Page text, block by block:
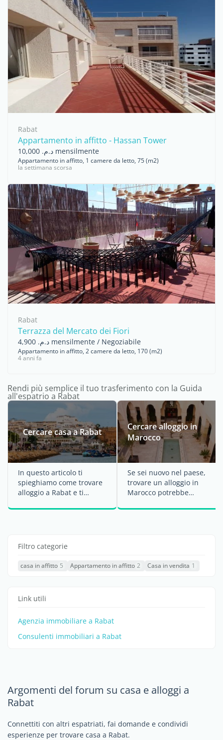
Rabat
Appartamento in affitto - Hassan Tower
د.م. 10,000 mensilmente
Appartamento in affitto, 1 camere da letto, 75 (m2)
la settimana scorsa
Rabat
Terrazza del Mercato dei Fiori
د.م. 4,900 mensilmente / Negoziabile
Appartamento in affitto, 2 camere da letto, 170 (m2)
4 anni fa
Rendi più semplice il tuo trasferimento con la Guida
all'espatrio a Rabat
Cercare casa a Rabat
In questo articolo ti
spieghiamo come trovare
alloggio a Rabat e ti
per affittare e ...
Cercare alloggio in
Marocco
Se sei nuovo nel paese,
trovare un alloggio in
Marocco potrebbe
case sono generalmente
Filtro categorie
casa in affitto 5 Appartamento in affitto 2 Casa in vendita 1
Link utili
Agenzia immobiliare a Rabat
Consulenti immobiliari a Rabat
Argomenti del forum su casa e alloggi a
Rabat
Connettiti con altri espatriati, fai domande e condividi
esperienze per trovare casa a Rabat.